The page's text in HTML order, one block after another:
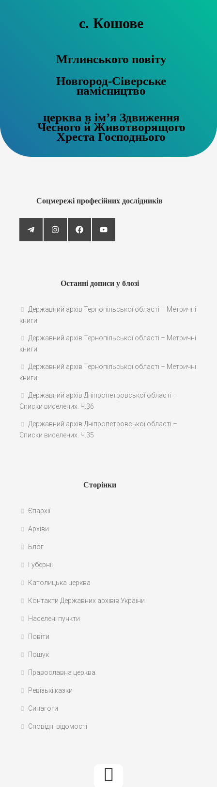
с. Кошове
Мглинського повіту
Новгород-Сіверське
намісництво
церква в ім’я Здвиження
Чесного й Животворящого
Хреста Господнього
Соцмережі професійних дослідників
Останні дописи у блозі
Державний архів Тернопільської області – Метричні
книги
Державний архів Тернопільської області – Метричні
книги
Державний архів Тернопільської області – Метричні
книги
Державний архів Дніпропетровської області –
Списки виселених. Ч.36
Державний архів Дніпропетровської області –
Списки виселених. Ч.35
Сторінки
Єпархії
Архіви
Блог
Губернії
Католицька церква
Контакти Державних архівів України
Населені пункти
Повіти
Пошук
Православна церква
Ревізькі казки
Синагоги
Сповідні відомості